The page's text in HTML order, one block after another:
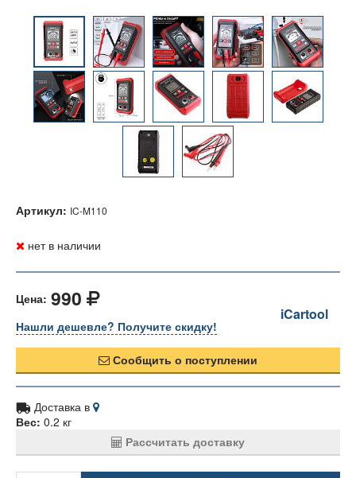
Артикул: IC-M110
нет в наличии
Цена: 990
iCartool
Нашли дешевле? Получите скидку!
Сообщить о поступлении
Доставка в
Вес: 0.2 кг
Рассчитать доставку